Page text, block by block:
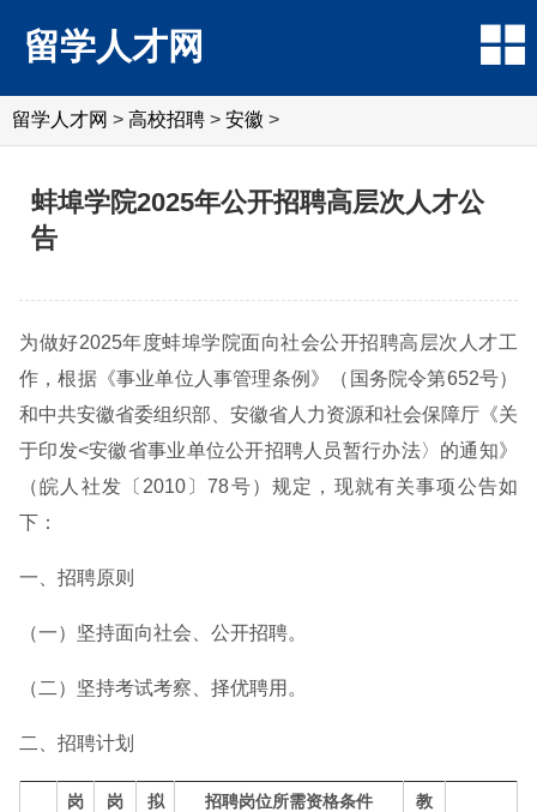
留学人才网
留学人才网 > 高校招聘 > 安徽 >
蚌埠学院2025年公开招聘高层次人才公
告
为做好2025年度蚌埠学院面向社会公开招聘高层次人才工
作，根据《事业单位人事管理条例》（国务院令第652号）
和中共安徽省委组织部、安徽省人力资源和社会保障厅《关
于印发<安徽省事业单位公开招聘人员暂行办法〉的通知》
（皖人社发〔2010〕78号）规定，现就有关事项公告如
下：
一、招聘原则
（一）坚持面向社会、公开招聘。
（二）坚持考试考察、择优聘用。
二、招聘计划
岗
岗
拟
招聘岗位所需资格条件
教